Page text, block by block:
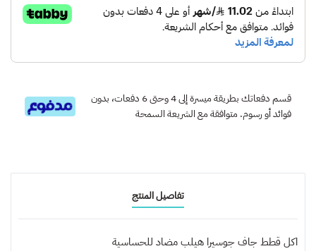
قسم دفعاتك بطريقة ميسرة إلى 4 وحتى 6 دفعات، بدون
فوائد أو رسوم. متوافقة مع الشريعة السمحة
تفاصيل المنتج
اكل قطط جاف جوسيرا هيلب مضاد للحساسية